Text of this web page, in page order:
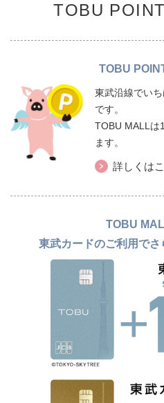
TOBU
TOBU
東武沿線でい
です。
TOBU MALLは
ます。
詳しくは
TOBU
東武カードのご利用でさ